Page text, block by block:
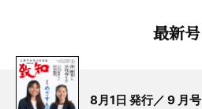
最新号
8月1日 発行／ 9 月号